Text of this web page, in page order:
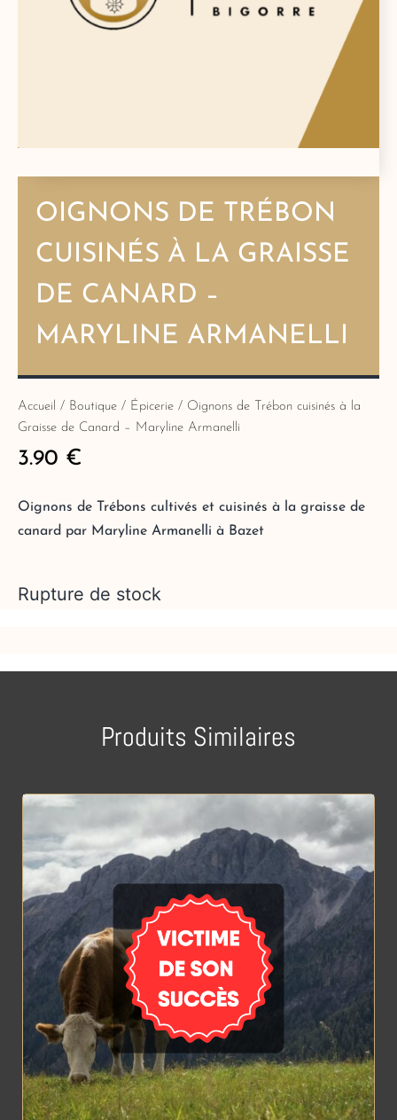
OIGNONS DE TRÉBON
CUISINÉS À LA GRAISSE
DE CANARD –
MARYLINE ARMANELLI
Accueil / Boutique / Épicerie / Oignons de Trébon cuisinés à la
Graisse de Canard – Maryline Armanelli
3.90 €
Oignons de Trébons cultivés et cuisinés à la graisse de
canard par Maryline Armanelli à Bazet
Rupture de stock
Produits Similaires